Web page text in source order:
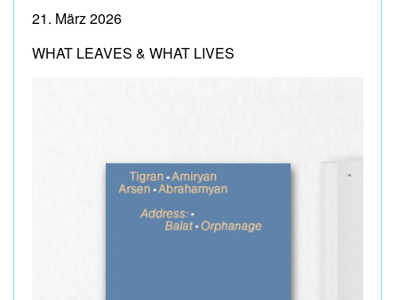
21. März 2026
WHAT LEAVES & WHAT LIVES